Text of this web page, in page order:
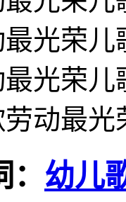
最光荣
最光荣
劳动最光
幼儿